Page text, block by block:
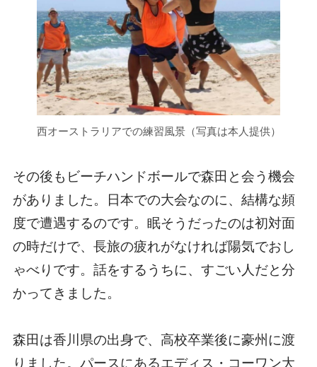
西オーストラリアでの練習風景（写真は本人提供）
その後もビーチハンドボールで森田と会う機会
がありました。日本での大会なのに、結構な頻
度で遭遇するのです。眠そうだったのは初対面
の時だけで、長旅の疲れがなければ陽気でおし
ゃべりです。話をするうちに、すごい人だと分
かってきました。
森田は香川県の出身で、高校卒業後に豪州に渡
りました。パースにあるエディス・コーワン大